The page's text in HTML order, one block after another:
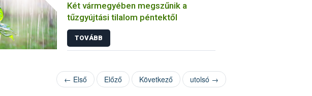
Két vármegyében megszűnik a
tűzgyújtási tilalom péntektől
TOVÁBB
← Első Előző Következő utolsó →